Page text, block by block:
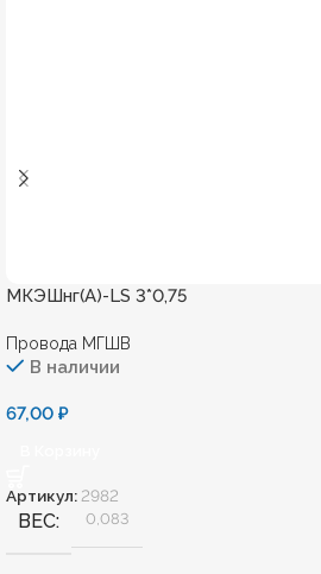
МКЭШнг(А)-LS 3*0,75
Провода МГШВ
В наличии
67,00 ₽
Артикул: 2982
ВЕС 0,083